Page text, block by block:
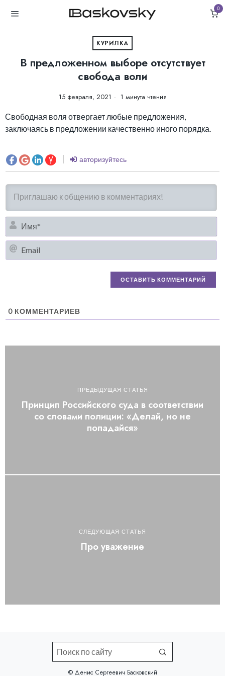
0
КУРИЛКА
В предложенном выборе отсутствует
свобода воли
15 февраля, 2021 1 минута чтения
Свободная воля отвергает любые предложения,
заключаясь в предложении качественно иного порядка.
авторизуйтесь
0 КОММЕНТАРИЕВ
ПРЕДЫДУЩАЯ СТАТЬЯ
Принцип Российского суда в соответствии
со словами полиции: «Делай, но не
попадайся»
СЛЕДУЮЩАЯ СТАТЬЯ
Про уважение
©️ Денис Сергеевич Басковский